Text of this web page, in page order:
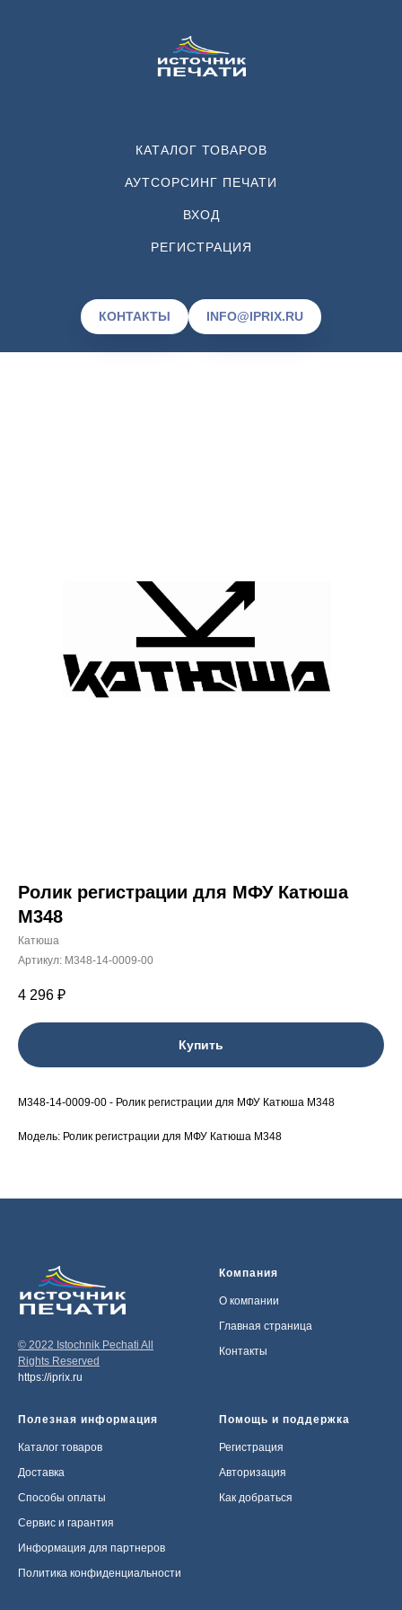
КАТАЛОГ ТОВАРОВ
АУТСОРСИНГ ПЕЧАТИ
ВХОД
РЕГИСТРАЦИЯ
КОНТАКТЫ INFO@IPRIX.RU
Ролик регистрации для МФУ Катюша
M348
Катюша
Артикул: M348-14-0009-00
4 296 ₽
Купить
M348-14-0009-00 - Ролик регистрации для МФУ Катюша M348
Модель: Ролик регистрации для МФУ Катюша M348
© 2022 Istochnik Pechati All
Rights Reserved
https://iprix.ru
Компания
О компании
Главная страница
Контакты
Полезная информация
Каталог товаров
Доставка
Способы оплаты
Сервис и гарантия
Информация для партнеров
Политика конфиденциальности
Помощь и поддержка
Регистрация
Авторизация
Как добраться